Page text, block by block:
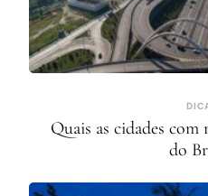
Quais as cidades
do